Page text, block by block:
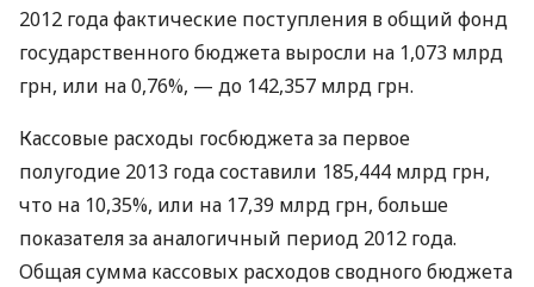
2012 года фактические поступления в общий фонд
государственного бюджета выросли на 1,073 млрд
грн, или на 0,76%, — до 142,357 млрд грн.
Кассовые расходы госбюджета за первое
полугодие 2013 года составили 185,444 млрд грн,
что на 10,35%, или на 17,39 млрд грн, больше
показателя за аналогичный период 2012 года.
Общая сумма кассовых расходов сводного бюджета